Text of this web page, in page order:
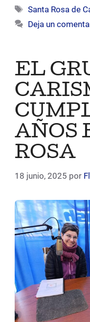
Etiquetas
Santa Rosa de
Deja un
EL
AÑOS
ROSA
18 junio, 2025 por